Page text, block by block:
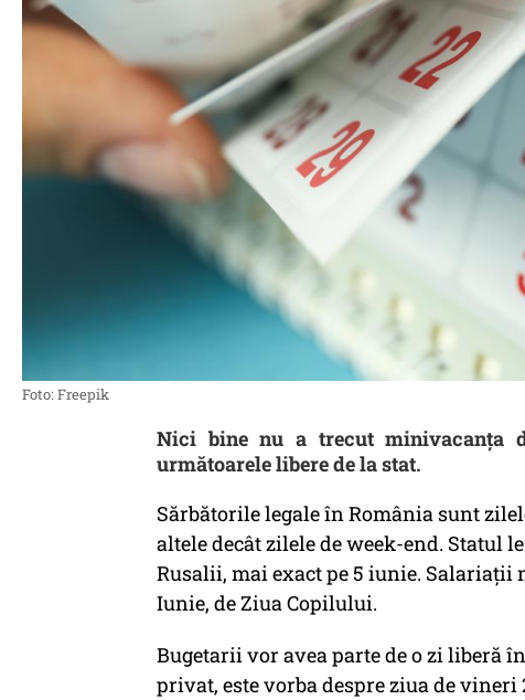
Foto: Freepik
Nici bine nu a trecut minivacanţa
următoarele libere de la stat.
Sărbătorile legale în România sunt
altele decât zilele de week-end. Statul
Rusalii, mai exact pe 5 iunie. Salariaţii
Iunie, de Ziua Copilului.
Bugetarii vor avea parte de o zi liberă
privat, este vorba despre ziua de